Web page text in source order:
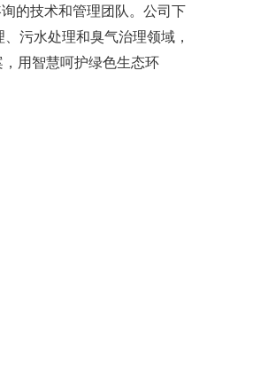
的技术和管理团队。公司下
污水处理和臭气治理领域，
用智慧呵护绿色生态环